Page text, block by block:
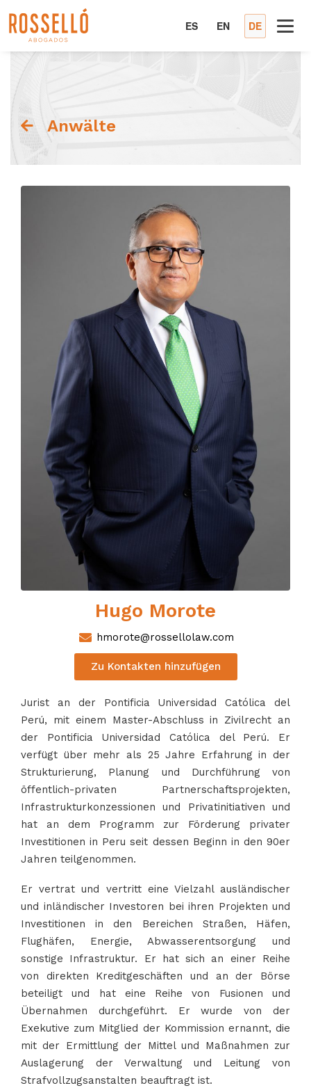
ES EN DE
Anwälte
Hugo Morote
hmorote@rossellolaw.com
Zu Kontakten hinzufügen
Jurist an der Pontificia Universidad Católica del
Perú, mit einem Master-Abschluss in Zivilrecht an
der Pontificia Universidad Católica del Perú. Er
verfügt über mehr als 25 Jahre Erfahrung in der
Strukturierung, Planung und Durchführung von
öffentlich-privaten Partnerschaftsprojekten,
Infrastrukturkonzessionen und Privatinitiativen und
hat an dem Programm zur Förderung privater
Investitionen in Peru seit dessen Beginn in den 90er
Jahren teilgenommen.
Er vertrat und vertritt eine Vielzahl ausländischer
und inländischer Investoren bei ihren Projekten und
Investitionen in den Bereichen Straßen, Häfen,
Flughäfen, Energie, Abwasserentsorgung und
sonstige Infrastruktur. Er hat sich an einer Reihe
von direkten Kreditgeschäften und an der Börse
beteiligt und hat eine Reihe von Fusionen und
Übernahmen durchgeführt. Er wurde von der
Exekutive zum Mitglied der Kommission ernannt, die
mit der Ermittlung der Mittel und Maßnahmen zur
Auslagerung der Verwaltung und Leitung von
Strafvollzugsanstalten beauftragt ist.